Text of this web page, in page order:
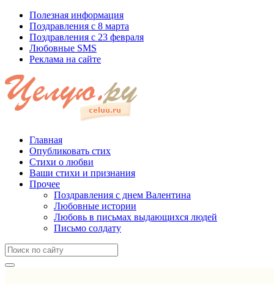
Полезная информация
Поздравления с 8 марта
Поздравления с 23 февраля
Любовные SMS
Реклама на сайте
Главная
Опубликовать стих
Стихи о любви
Ваши стихи и признания
Прочее
Поздравления с днем Валентина
Любовные истории
Любовь в письмах выдающихся людей
Письмо солдату